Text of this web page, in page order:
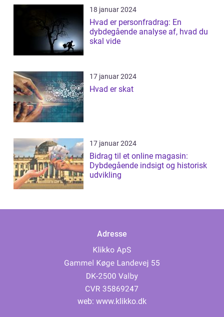
18 januar 2024
Hvad er personfradrag: En
dybdegående analyse af, hvad du
skal vide
17 januar 2024
Hvad er skat
17 januar 2024
Bidrag til et online magasin:
Dybdegående indsigt og historisk
udvikling
Adresse
web: www.klikko.dk